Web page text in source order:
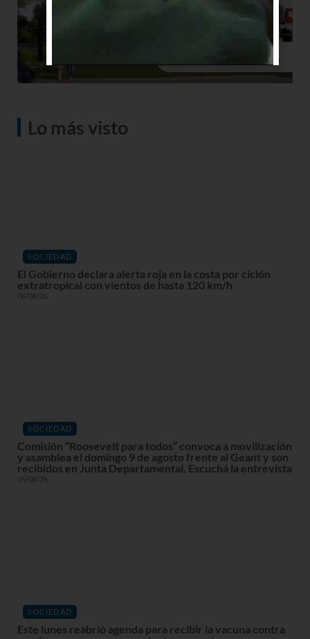
Lo más visto
SOCIEDAD
El Gobierno declara alerta roja en la costa por ciclón
extratropical con vientos de hasta 120 km/h
06/08/26
SOCIEDAD
Comisión “Roosevelt para todos” convoca a movilización
y asamblea el domingo 9 de agosto frente al Geant y son
recibidos en Junta Departamental. Escuchá la entrevista
05/08/26
SOCIEDAD
Este lunes reabrió agenda para recibir la vacuna contra